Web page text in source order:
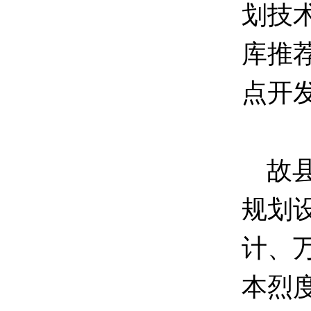
划技
库推
点开
故
规划
计、
本烈